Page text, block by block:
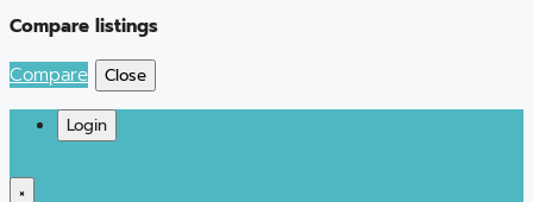
Compare listings
Compare
Close
Login
×